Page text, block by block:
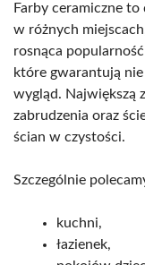
Farby ceramiczne
w różnych
rosnąca
które gwarantują
wygląd. Największą
zabrudzenia oraz
ścian w czystości.
Szczególnie
kuchni,
łazienek,